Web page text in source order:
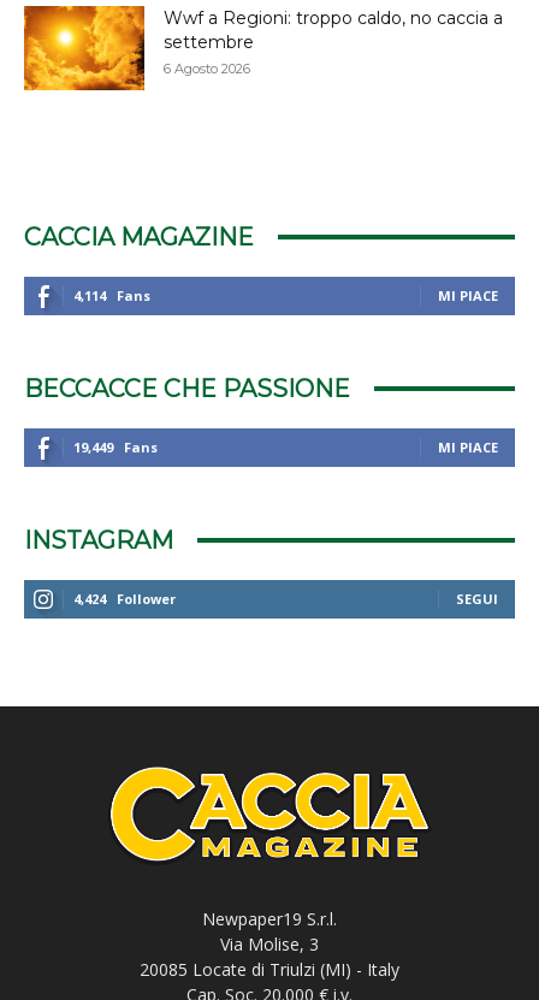
Wwf a Regioni: troppo caldo, no caccia a
settembre
6 Agosto 2026
CACCIA MAGAZINE
4,114 Fans MI PIACE
BECCACCE CHE PASSIONE
19,449 Fans MI PIACE
INSTAGRAM
4,424 Follower SEGUI
Newpaper19 S.r.l.
Via Molise, 3
20085 Locate di Triulzi (MI) - Italy
Cap. Soc. 20.000 € i.v.